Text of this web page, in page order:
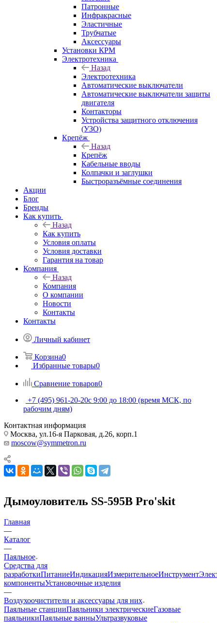
Патронные
Инфракрасные
Эластичные
Трубчатые
Аксессуары
Установки КРМ
Электротехника
Назад
Электротехника
Автоматические выключатели
Автоматические выключатели защиты
двигателя
Контакторы
Устройства защитного отключения
(УЗО)
Крепёж
Назад
Крепёж
Кабельные вводы
Колпачки и заглушки
Быстроразъёмные соединения
Акции
Блог
Бренды
Как купить
Назад
Как купить
Условия оплаты
Условия доставки
Гарантия на товар
Компания
Назад
Компания
О компании
Новости
Контакты
Контакты
Личный кабинет
Корзина0
Избранные товары0
Сравнение товаров0
+7 (495) 961-20-20с 9:00 до 18:00 (время МСК, по
рабочим дням)
Контактная информация
Москва, ул.16-я Парковая, д.26, корп.1
moscow@symmetron.ru
Дымоуловитель SS-595B Pro'skit
Главная
—
Каталог
—
Паяльное
Средства для
разработкиПитаниеИндикацияИзмерительноеИнструмент
компонентыУстановочные изделия
—
Воздухоочистители и аксессуары для них
Паяльные станцииПаяльники электрическиеГазовые
паяльникиПаяльные ванныУльтразвуковые